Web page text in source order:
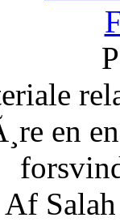
en
Af